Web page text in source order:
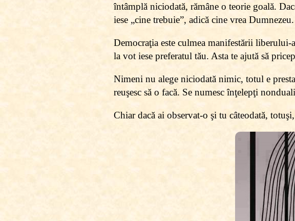
întâmplă niciodată, rămâne o teorie goală.
iese „cine trebuie”, adică cine vrea Dumnezeu.
Democraţia este culmea manifestării
la vot iese preferatul tău. Asta te ajută să
Nimeni nu alege niciodată nimic, totul e
reuşesc să o facă. Se numesc înţelepţi
Chiar dacă ai observat-o şi tu câteodată,